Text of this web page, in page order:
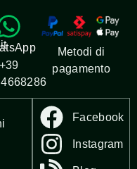
+39
Metodi di
pagamento
Facebook
Instagram